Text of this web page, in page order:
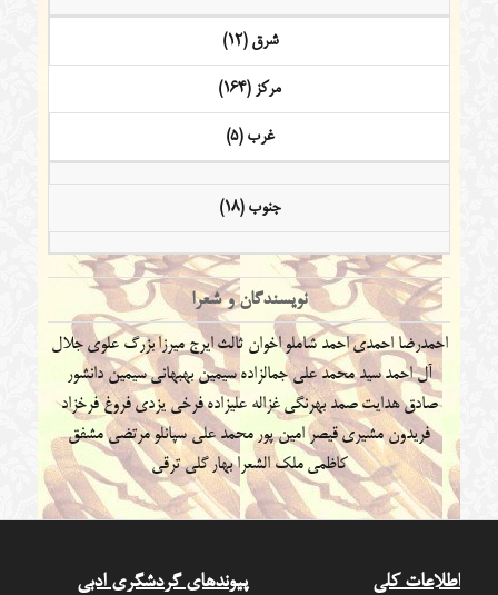
شرق (12)
مرکز (164)
غرب (5)
جنوب (18)
نویسندگان و شعرا
احمدرضا احمدیاحمد شاملو اخوان ثالث ایرج میرزابزرگ علوی جلال
آل احمدسید محمد علی جمالزادهسیمین بهبهانیسیمین دانشور
صادق هدایتصمد بهرنگی غزاله علیزادهفرخی یزدی فروغ فرخزاد
فریدون مشیری قیصر امین پور محمد علی سپانلومرتضی مشفق
کاظمی ملک الشعرا بهار گلی ترقی
اطلاعات کلی پیوندهای گردشگری ادبی